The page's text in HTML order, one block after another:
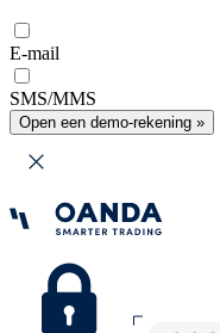
E-mail
SMS/MMS
Open een demo-rekening »